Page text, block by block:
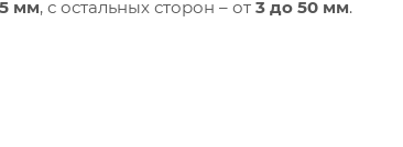
5 мм, с остальных сторон – от 3 до 50 мм.